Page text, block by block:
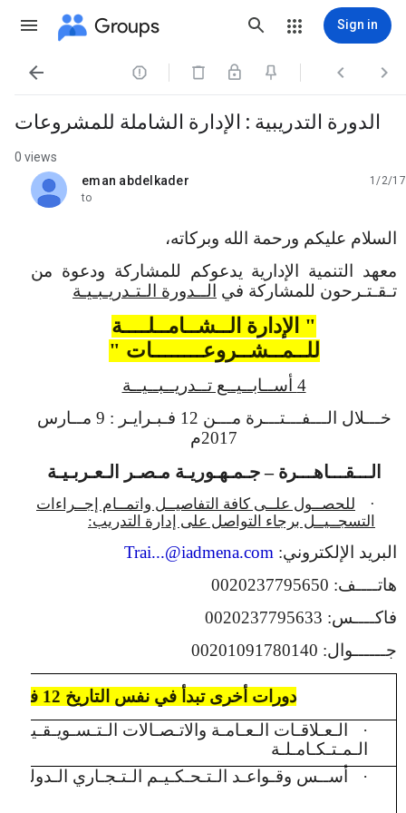
Groups Sign in
   
الدورة التدريبية : الإدارة الشاملة للمشروعات
0 views
eman abdelkader
unread,
1/2/17
to
السلام عليكم ورحمة الله وبركاته،
معهد التنمية الإدارية يدعوكم للمشاركة ودعوة من
تـقـتـرحون للمشاركة في
الــدورة الـتـدريـبـيـة
" الإدارة الــشــامــلــــة
للــمــشــروعــــــــات "
4 أســابــيــع تــدريــبــيــة
خـــلال الـــفـــتـــرة مـــن 12 فـبـرايـر : 9 مــارس
2017م
الـــقـــاهـــرة – جـمـهـوريـة مـصـر الـعـربـيـة
·
للحصــول علــى كافة التفاصيــل واتمــام إجــراءات
التسجــيــل برجاء التواصل على إدارة التدريب:
البريد الإلكتروني: Trai...@iadmena.com
هاتــــف: 0020237795650
فاكــــس: 0020237795633
جــــــوال: 00201091780140
دورات أخرى تبدأ في نفس التاريخ 12 فـبـرايـر 2017م
·
الـعـلاقـات الـعـامـة والاتـصـالات الـتـسـويـقـيـة
الـمـتـكـامـلـة
·
أســس وقـواعـد الـتـحـكـيـم الـتـجـاري الـدولـي